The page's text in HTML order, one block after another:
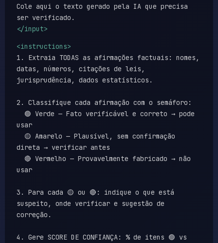
Cole aqui o texto gerado pela IA que precisa
ser verificado.
</input>
<instructions>
1. Extraia TODAS as afirmações factuais: nomes,
datas, números, citações de leis,
jurisprudência, dados estatísticos.
2. Classifique cada afirmação com o semáforo:
🟢 Verde — Fato verificável e correto → pode
usar
🟡 Amarelo — Plausível, sem confirmação
direta → verificar antes
🔴 Vermelho — Provavelmente fabricado → não
usar
3. Para cada 🟡 ou 🔴: indique o que está
suspeito, onde verificar e sugestão de
correção.
4. Gere SCORE DE CONFIANÇA: % de itens 🟢 vs